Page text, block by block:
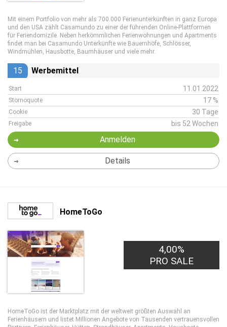
Mit einem Portfolio von mehr als 700.000 Ferienunterkünften in ganz Europa
und den USA zählt Casamundo zu einer der führenden Online-Plattformen
für Feriendomizile. Neben herkömmlichen Ferienwohnungen und Apartments
findet man bei Casamundo Unterkünfte wie Bauernhöfe, Schlösser,
Windmühlen, Hausbotte, Baumhäuser und viele mehr.
15 Werbemittel
Start 11.01.2022
Stornoquote 17 %
Cookie 30 Tage
Freigabe bis 52 Wochen
Anmelden
Details
HomeToGo
4,00%
PRO SALE
HomeToGo ist der Marktplatz mit der weltweit größten Auswahl an
Ferienhäusern und listet Millionen Angebote von Tausenden vertrauensvollen